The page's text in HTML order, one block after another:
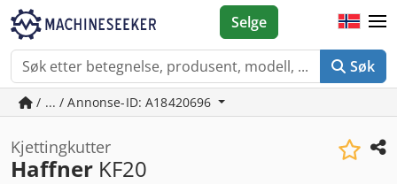
Søk
Selge
/ ... / Annonse-ID: A18420696
Kjettingkutter
Haffner KF20